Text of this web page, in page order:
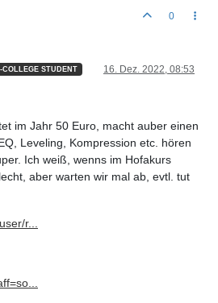
0
COLLEGE STUDENT 16. Dez. 2022, 08:53
im Jahr 50 Euro, macht auber einen
Leveling, Kompression etc. hören
Ich weiß, wenns im Hofakurs
aber warten wir mal ab, evtl. tut
r...